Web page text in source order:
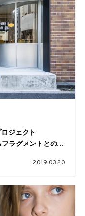
ジェクト
フラグメントとのコ
2019.03.20